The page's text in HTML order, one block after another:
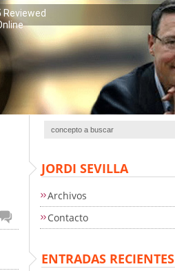
Reviewed
JORDI SEVILLA
Archivos
Contacto
ENTRADAS RECIENTES